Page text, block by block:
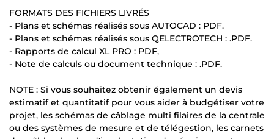
FORMATS DES FICHIERS LIVRÉS
- Plans et schémas réalisés sous AUTOCAD : PDF.
- Plans et schémas réalisés sous QELECTROTECH : .PDF.
- Rapports de calcul XL PRO : PDF,
- Note de calculs ou document technique : .PDF.
NOTE : Si vous souhaitez obtenir également un devis
estimatif et quantitatif pour vous aider à budgétiser votre
projet, les schémas de câblage multi filaires de la centrale
ou des systèmes de mesure et de télégestion, les carnets